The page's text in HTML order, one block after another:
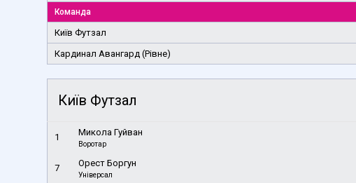
Команда
Київ Футзал
Кардинал Авангард (Рівне)
Київ Футзал
1 Микола Гуйван
Воротар
7 Орест Боргун
Універсал